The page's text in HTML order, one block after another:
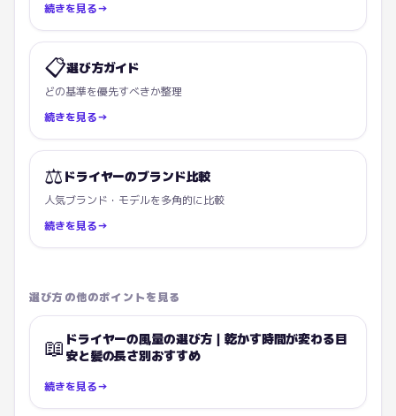
続きを見る→
📋選び方ガイド
どの基準を優先すべきか整理
続きを見る→
⚖️ ドライヤーのブランド比較
人気ブランド・モデルを多角的に比較
続きを見る→
選び方の他のポイントを見る
📖 ドライヤーの風量の選び方｜乾かす時間が変わる目
安と髪の長さ別おすすめ
続きを見る→